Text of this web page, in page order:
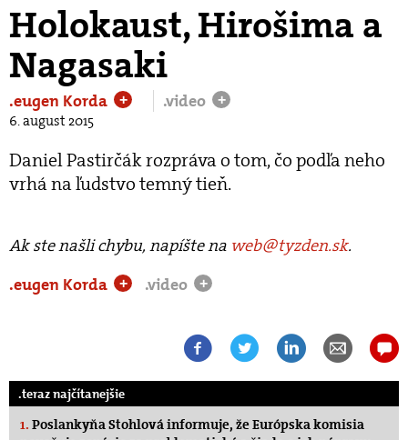
Holokaust, Hirošima a
Nagasaki
.eugen Korda + .video +
6. august 2015
Daniel Pastirčák rozpráva o tom, čo podľa neho
vrhá na ľudstvo temný tieň.
Ak ste našli chybu, napíšte na web@tyzden.sk.
.eugen Korda
+ .video +
.teraz najčítanejšie
1. Poslankyňa Stohlová informuje, že Európska komisia